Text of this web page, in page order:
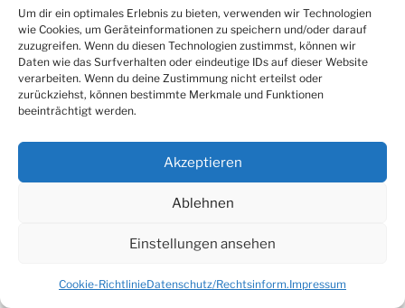
Um dir ein optimales Erlebnis zu bieten, verwenden wir Technologien
wie Cookies, um Geräteinformationen zu speichern und/oder darauf
zuzugreifen. Wenn du diesen Technologien zustimmst, können wir
Daten wie das Surfverhalten oder eindeutige IDs auf dieser Website
verarbeiten. Wenn du deine Zustimmung nicht erteilst oder
zurückziehst, können bestimmte Merkmale und Funktionen
beeinträchtigt werden.
Akzeptieren
Ablehnen
Einstellungen ansehen
Cookie-RichtlinieDatenschutz/Rechtsinform.Impressum